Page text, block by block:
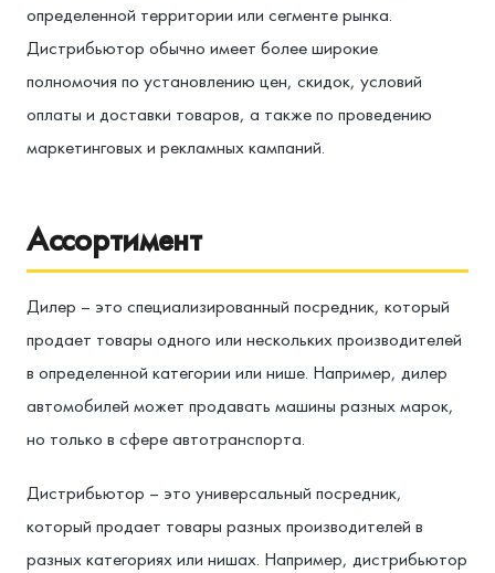
определенной территории или сегменте рынка.
Дистрибьютор обычно имеет более широкие
полномочия по установлению цен, скидок, условий
оплаты и доставки товаров, а также по проведению
маркетинговых и рекламных кампаний.
Ассортимент
Дилер – это специализированный посредник, который
продает товары одного или нескольких производителей
в определенной категории или нише. Например, дилер
автомобилей может продавать машины разных марок,
но только в сфере автотранспорта.
Дистрибьютор – это универсальный посредник,
который продает товары разных производителей в
разных категориях или нишах. Например, дистрибьютор